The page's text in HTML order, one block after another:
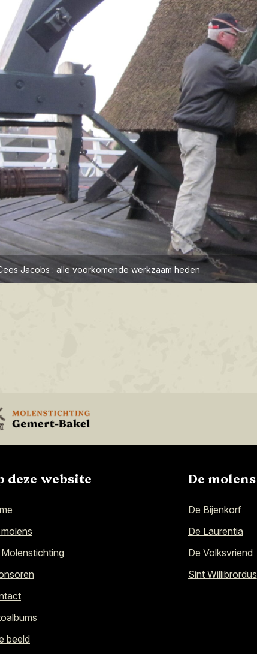
Jacobs : alle voorkomende werkzaam heden
deze website
beeld
De molens
De Bijenkorf
De Laurentia
De Volksvriend
Sint Willibrordus